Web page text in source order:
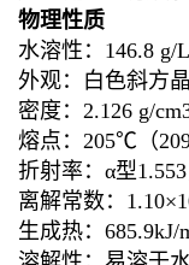
物理性质
水溶性：146.8 g/
外观：白色斜方
密度：2.126 g/
熔点：205℃（
折射率：α型
离解常数：
生成热：685.9kJ/